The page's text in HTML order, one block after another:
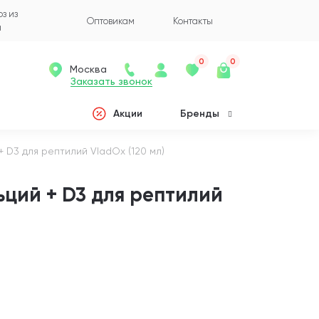
из
Оптовикам Контакты
Заказать звонок
Москва
0 0
Акции Бренды
D3 для рептилий VladOx (120 мл)
+ D3 для рептилий